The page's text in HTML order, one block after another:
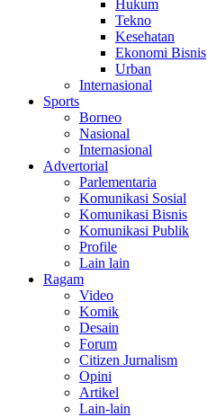
Hukum
Tekno
Kesehatan
Ekonomi Bisnis
Urban
Internasional
Sports
Borneo
Nasional
Internasional
Advertorial
Parlementaria
Komunikasi Sosial
Komunikasi Bisnis
Komunikasi Publik
Profile
Lain lain
Ragam
Video
Komik
Desain
Forum
Citizen Jurnalism
Opini
Artikel
Lain-lain